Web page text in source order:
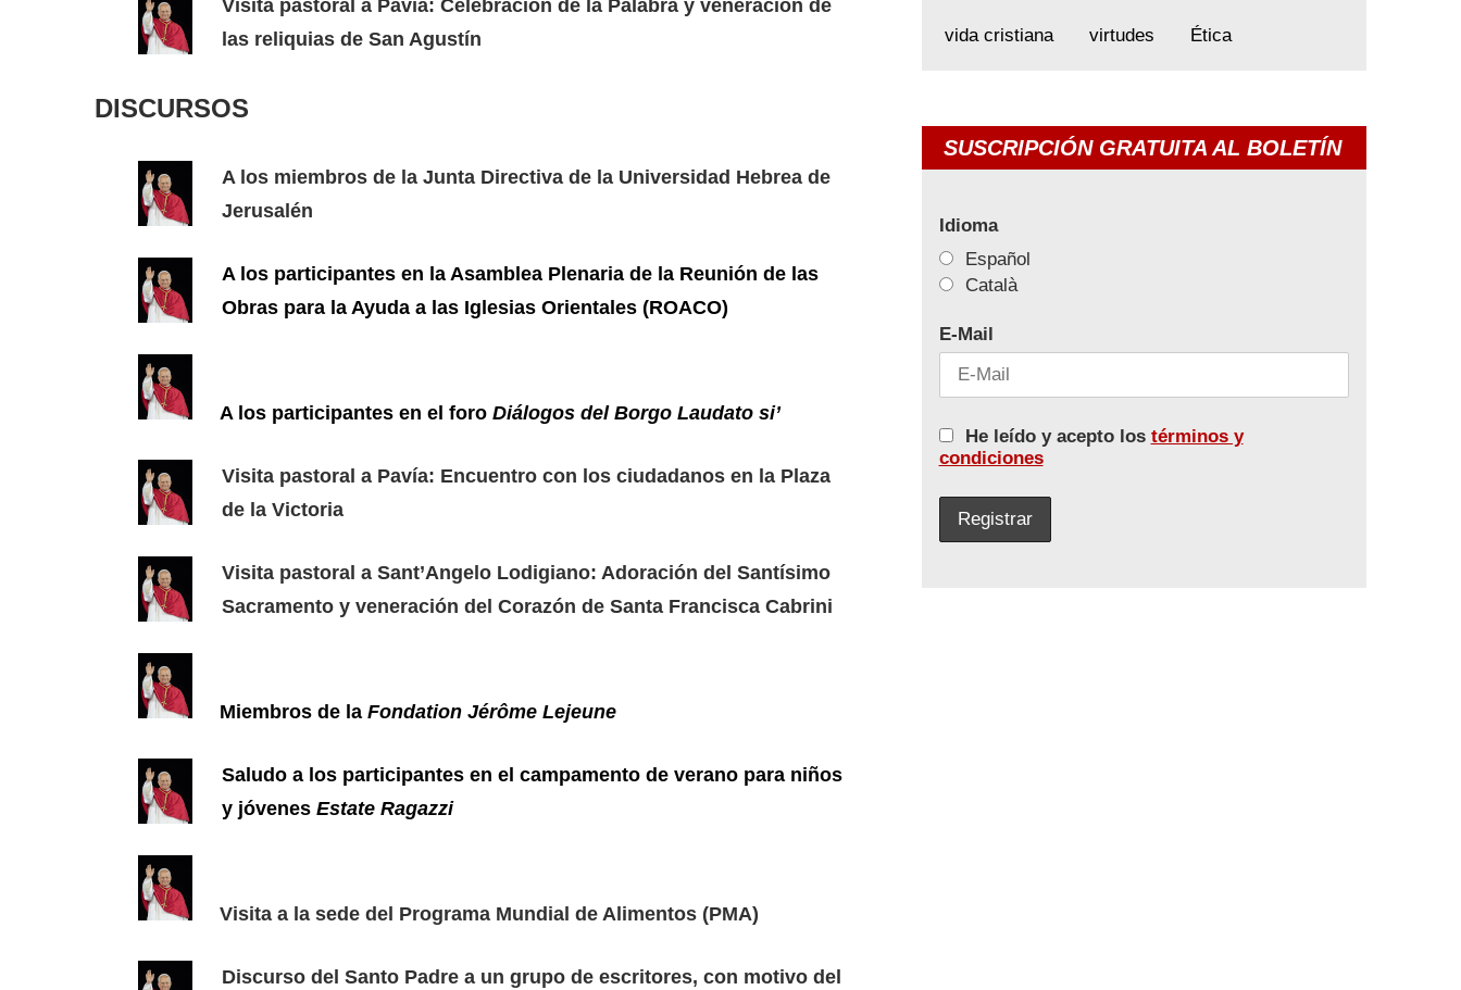
Visita pastoral a Pavía: Celebración de la Palabra y veneración de
las reliquias de San Agustín
DISCURSOS
A los miembros de la Junta Directiva de la Universidad Hebrea de
Jerusalén
A los participantes en la Asamblea Plenaria de la Reunión de las
Obras para la Ayuda a las Iglesias Orientales (ROACO)
A los participantes en el foro Diálogos del Borgo Laudato si’
Visita pastoral a Pavía: Encuentro con los ciudadanos en la Plaza
de la Victoria
Visita pastoral a Sant’Angelo Lodigiano: Adoración del Santísimo
Sacramento y veneración del Corazón de Santa Francisca Cabrini
Miembros de la Fondation Jérôme Lejeune
Saludo a los participantes en el campamento de verano para niños
y jóvenes Estate Ragazzi
Visita a la sede del Programa Mundial de Alimentos (PMA)
Discurso del Santo Padre a un grupo de escritores, con motivo del
vida cristiana virtudes Ética
SUSCRIPCIÓN GRATUITA AL BOLETÍN
Idioma
Español
Català
E-Mail
He leído y acepto los términos y
condiciones